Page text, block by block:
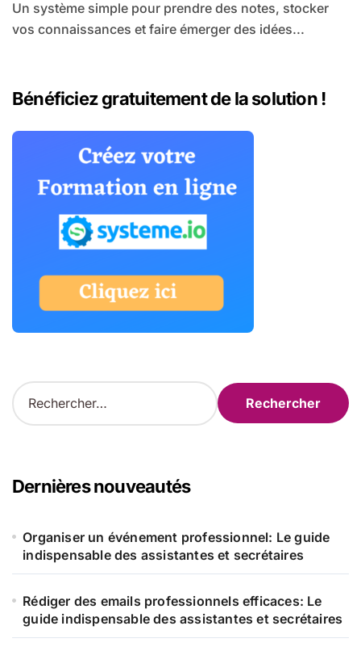
Un système simple pour prendre des notes, stocker
vos connaissances et faire émerger des idées...
Bénéficiez gratuitement de la solution !
R
e
r
c
e
Dernières nouveautés
Organiser un événement professionnel: Le guide
indispensable des assistantes et secrétaires
Rédiger des emails professionnels efficaces: Le
guide indispensable des assistantes et secrétaires